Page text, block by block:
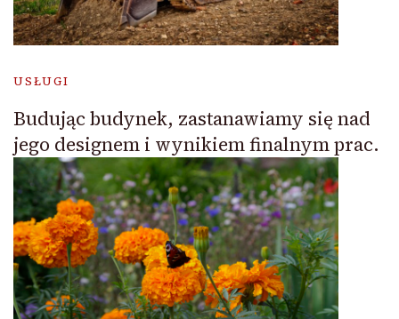
USŁUGI
Budując budynek, zastanawiamy się nad
jego designem i wynikiem finalnym prac.